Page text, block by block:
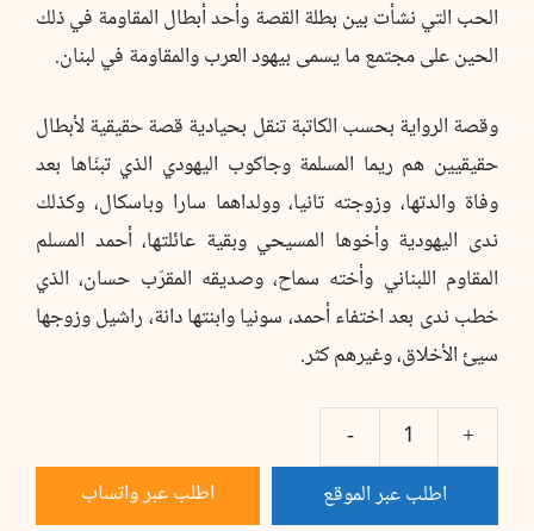
الحب التي نشأت بين بطلة القصة وأحد أبطال المقاومة في ذلك
الحين على مجتمع ما يسمى بيهود العرب والمقاومة في لبنان.
وقصة الرواية بحسب الكاتبة تنقل بحيادية قصة حقيقية لأبطال
حقيقيين هم ريما المسلمة وجاكوب اليهودي الذي تبنّاها بعد
وفاة والدتها، وزوجته تانيا، وولداهما سارا وباسكال، وكذلك
ندى اليهودية وأخوها المسيحي وبقية عائلتها، أحمد المسلم
المقاوم اللبناني وأخته سماح، وصديقه المقرّب حسان، الذي
خطب ندى بعد اختفاء أحمد، سونيا وابنتها دانة، راشيل وزوجها
سيئ الأخلاق، وغيرهم كثر.
كمية
اطلب عبر الموقع اطلب عبر واتساب